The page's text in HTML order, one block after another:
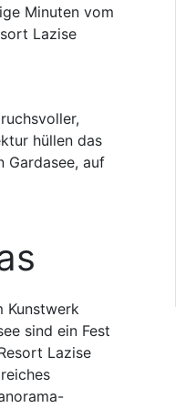
Minuten vom
Lazise
hüllen das
Gardasee, auf
Kunstwerk
sind ein Fest
Lazise